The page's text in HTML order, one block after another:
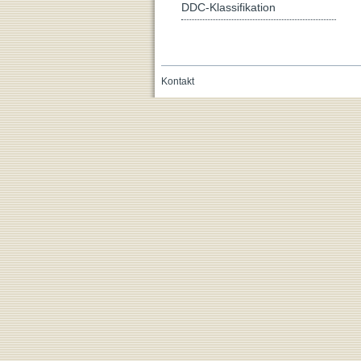
DDC-Klassifikation
Kontakt